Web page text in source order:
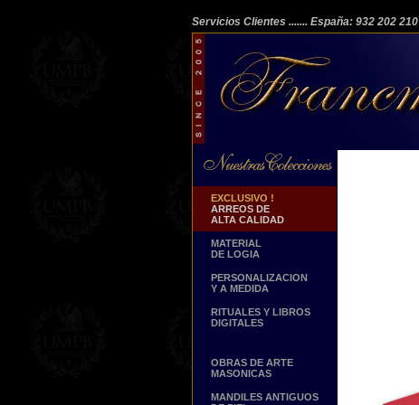
Servicios Clientes ....... España: 932 202 210
EXCLUSIVO !
ARREOS DE
ALTA CALIDAD
MATERIAL
DE LOGIA
PERSONALIZACION
Y A MEDIDA
RITUALES Y LIBROS
DIGITALES
OBRAS DE ARTE
MASONICAS
MANDILES ANTIGUOS